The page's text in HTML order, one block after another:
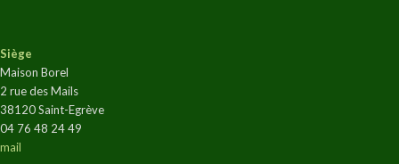
Siège
Maison Borel
2 rue des Mails
38120 Saint-Egrève
04 76 48 24 49
mail